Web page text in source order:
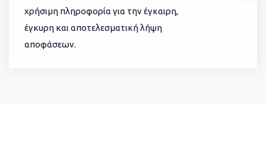
χρήσιμη πληροφορία για την έγκαιρη,
έγκυρη και αποτελεσματική λήψη
αποφάσεων.